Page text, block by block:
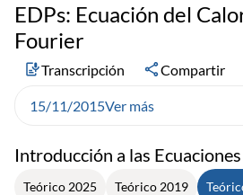
Introducción a las
Teórico 2025 Teórico 2019
EDPs: Ecuación del
Fourier
Transcripción Compartir
15/11/2015Ver más